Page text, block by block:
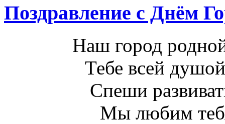
Поздравление с Днём
Наш город
Тебе всей
Спеши
Мы любим